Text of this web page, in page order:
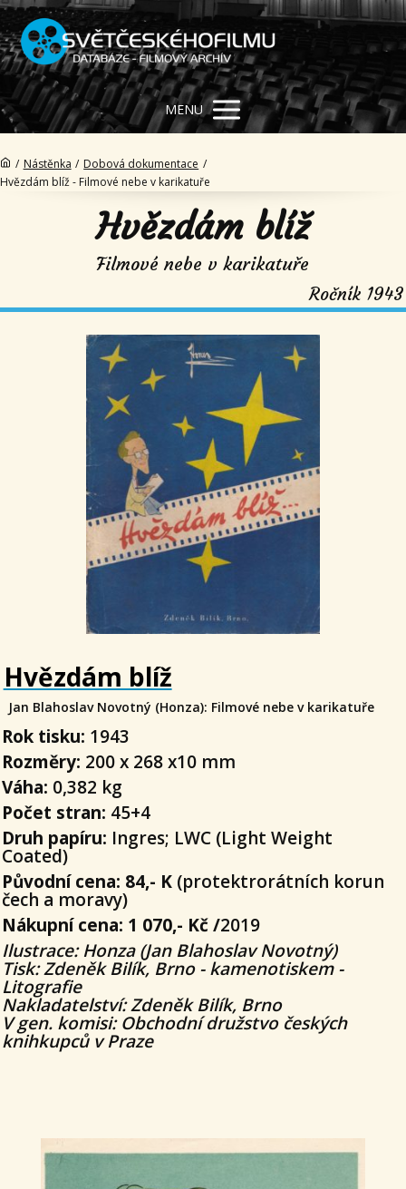
MENU
/ Nástěnka / Dobová dokumentace /
Hvězdám blíž - Filmové nebe v karikatuře
Hvězdám blíž
Filmové nebe v karikatuře
Ročník 1943
Hvězdám blíž
Jan Blahoslav Novotný (Honza): Filmové nebe v karikatuře
Rok tisku: 1943
Rozměry: 200 x 268 x10 mm
Váha: 0,382 kg
Počet stran: 45+4
Druh papíru: Ingres; LWC (Light Weight
Coated)
Původní cena: 84,- K (protektrorátních korun
čech a moravy)
Nákupní cena: 1 070,- Kč /2019
Ilustrace: Honza (Jan Blahoslav Novotný)
Tisk: Zdeněk Bilík, Brno - kamenotiskem -
Litografie
Nakladatelství: Zdeněk Bilík, Brno
V gen. komisi: Obchodní družstvo českých
knihkupců v Praze